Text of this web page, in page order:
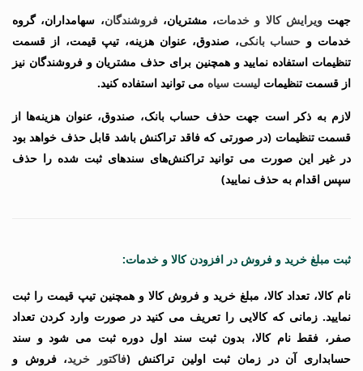
جهتویرایش کالا و خدمات، مشتریان،فروشندگان، سهامداران، گروه
خدمات و حساب بانکی، صندوق، عنوان هزینه، تیپ قیمت، از قسمت
تنظیمات استفاده نمایید و همچنین برای حذف مشتریان و فروشندگان نیز
از قسمت تنظیمات لیست سیاه می توانید استفاده کنید.
لازم به ذکر است جهت حذف حساب بانک، صندوق،عنوان هزینه‌ها از
قسمت تنظیمات (در صورتی که فاقد تراکنش باشد قابل حذف خواهد بود
در غیر این صورت می توانید تراکنش‌هایسندهای ثبت شده را حذف
سپس اقدام به حذف نمایید)
ثبت مبلغ خرید و فروش در افزودن کالا و خدمات:
نام کالا، تعداد کالا، مبلغ خرید و فروش کالا و همچنین تیپ قیمت را ثبت
نمایید. زمانی که کالایی را تعریف می کنید در صورت وارد کردن تعداد
صفر، فقط نام کالا، بدون ثبت سند اول دوره ثبت می شود و سند
حسابداری آن در زمان ثبت اولین تراکنش (فاکتور خرید،فروش و